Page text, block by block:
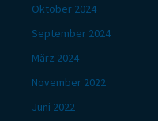
Oktober 2024
September 2024
März 2024
November 2022
Juni 2022